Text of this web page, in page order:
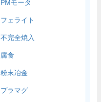
PMモータ
フェライト
不完全焼入
腐食
粉末冶金
プラマグ